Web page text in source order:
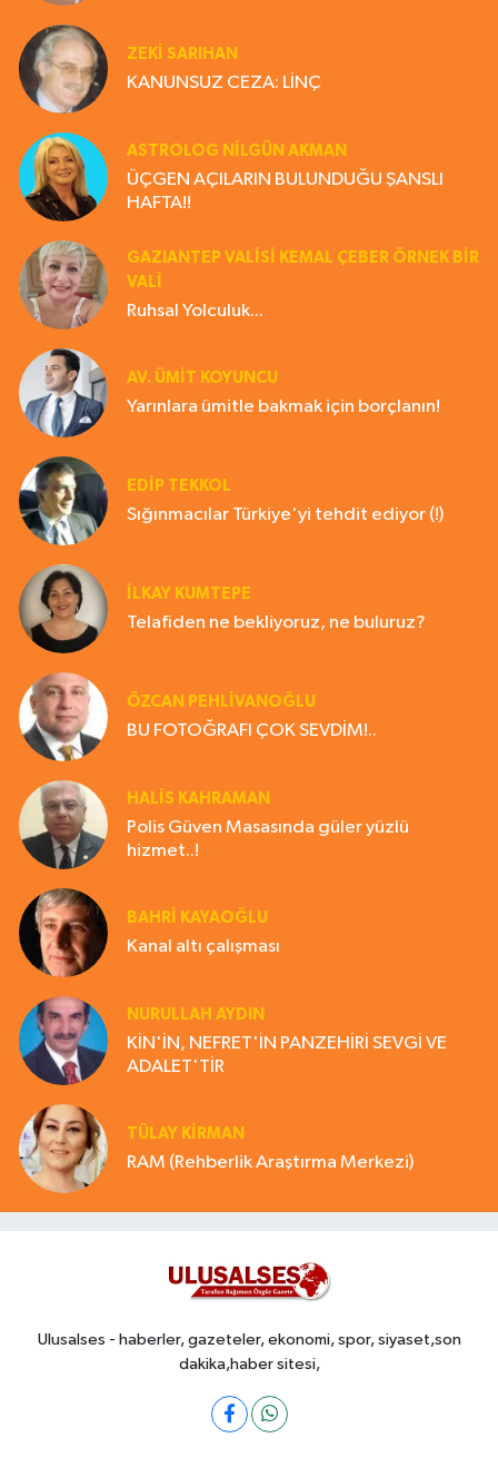
ZEKI SARIHAN
KANUNSUZ CEZA: LİNÇ
ASTROLOG NILGÜN AKMAN
ÜÇGEN AÇILARIN BULUNDUĞU ŞANSLI
HAFTA!!
GAZIANTEP VALISI KEMAL ÇEBER ÖRNEK BİR
VALİ
Ruhsal Yolculuk...
AV. ÜMIT KOYUNCU
Yarınlara ümitle bakmak için borçlanın!
EDIP TEKKOL
Sığınmacılar Türkiye'yi tehdit ediyor (!)
İLKAY KUMTEPE
Telafiden ne bekliyoruz, ne buluruz?
ÖZCAN PEHLİVANOĞLU
BU FOTOĞRAFI ÇOK SEVDİM!..
HALIS KAHRAMAN
Polis Güven Masasında güler yüzlü
hizmet..!
BAHRI KAYAOĞLU
Kanal altı çalışması
NURULLAH AYDIN
KİN'İN, NEFRET'İN PANZEHİRİ SEVGİ VE
ADALET'TİR
TÜLAY KİRMAN
RAM (Rehberlik Araştırma Merkezi)
Ulusalses - haberler, gazeteler, ekonomi, spor, siyaset,son
dakika,haber sitesi,